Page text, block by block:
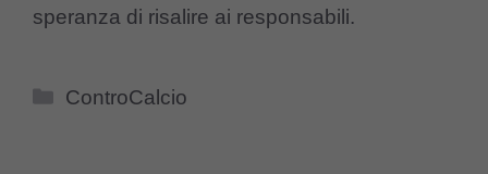
speranza di risalire ai responsabili.
Categorie
ControCalcio